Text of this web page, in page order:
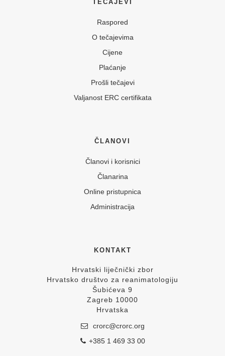
TEČAJEVI
Raspored
O tečajevima
Cijene
Plaćanje
Prošli tečajevi
Valjanost ERC certifikata
ČLANOVI
Članovi i korisnici
Članarina
Online pristupnica
Administracija
KONTAKT
Hrvatski liječnički zbor
Hrvatsko društvo za reanimatologiju
Šubićeva 9
Zagreb 10000
Hrvatska
crorc@crorc.org
+385 1 469 33 00